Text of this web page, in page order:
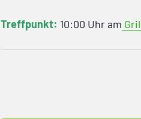
Treffpunkt: 10:00 Uhr am